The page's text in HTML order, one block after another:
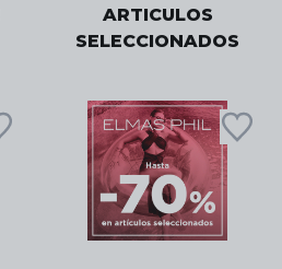
ARTICULOS
SELECCIONADOS